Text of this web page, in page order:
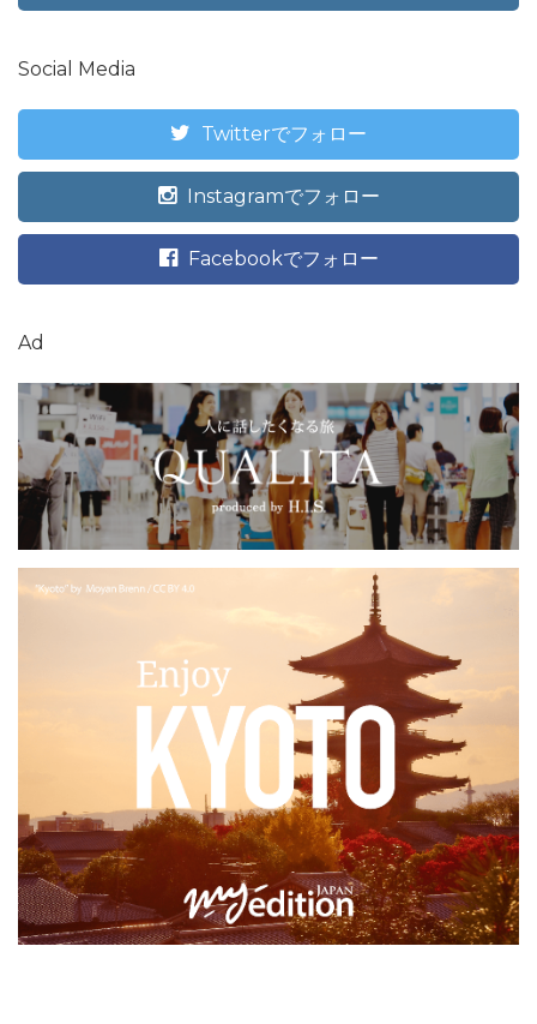
Social Media
Twitterでフォロー
Instagramでフォロー
Facebookでフォロー
Ad